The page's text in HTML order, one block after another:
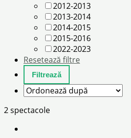
2012-2013
2013-2014
2014-2015
2015-2016
2022-2023
Resetează filtre
2 spectacole